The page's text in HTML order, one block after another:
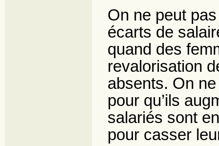
On ne peut
écarts de
quand des
revalorisation
absents. On
pour qu’ils
salariés sont
pour casser